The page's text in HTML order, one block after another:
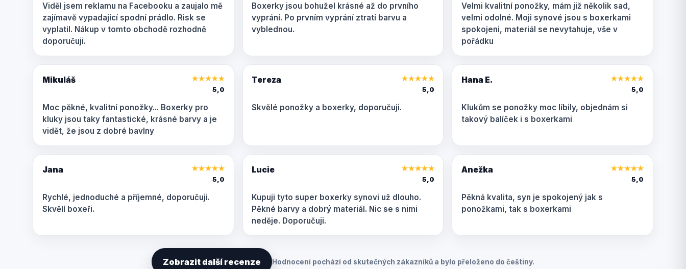
Viděl jsem reklamu na Facebooku a zaujalo mě
zajímavě vypadající spodní prádlo. Risk se
vyplatil. Nákup v tomto obchodě rozhodně
doporučuji.
Boxerky jsou bohužel krásné až do prvního
vyprání. Po prvním vyprání ztratí barvu a
vyblednou.
Velmi kvalitní ponožky, mám již několik sad,
velmi odolné. Moji synové jsou s boxerkami
spokojeni, materiál se nevytahuje, vše v
pořádku
Mikuláš ★★★★★
5,0
Moc pěkné, kvalitní ponožky... Boxerky pro
kluky jsou taky fantastické, krásné barvy a je
vidět, že jsou z dobré bavlny
Tereza ★★★★★
5,0
Skvělé ponožky a boxerky, doporučuji.
Hana E. ★★★★★
5,0
Klukům se ponožky moc líbily, objednám si
takový balíček i s boxerkami
Jana ★★★★★
5,0
Rychlé, jednoduché a příjemné, doporučuji.
Skvělí boxeři.
Lucie ★★★★★
5,0
Kupuji tyto super boxerky synovi už dlouho.
Pěkné barvy a dobrý materiál. Nic se s nimi
neděje. Doporučuji.
Anežka ★★★★★
5,0
Pěkná kvalita, syn je spokojený jak s
ponožkami, tak s boxerkami
Zobrazit další recenze Hodnocení pochází od skutečných zákazníků a bylo přeloženo do češtiny.